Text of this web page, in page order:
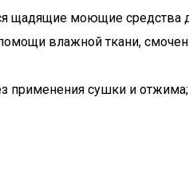
щадящие моющие средства
влажной ткани,
применения сушки и отжима;